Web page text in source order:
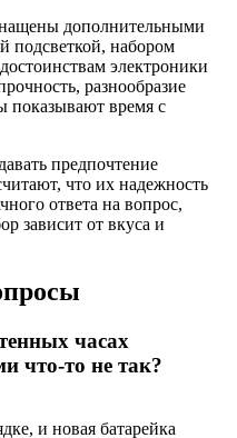
дополнительными
подсветкой, набором
электроники
разнообразие
показывают время с
предпочтение
что их надежность
ответа на вопрос,
зависит от вкуса и
часах
что-то не так?
и новая батарейка